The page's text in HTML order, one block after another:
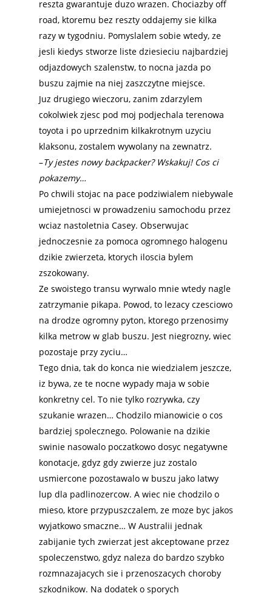
reszta gwarantuje duzo wrazen. Chociazby off
road, ktoremu bez reszty oddajemy sie kilka
razy w tygodniu. Pomyslalem sobie wtedy, ze
jesli kiedys stworze liste dziesieciu najbardziej
odjazdowych szalenstw, to nocna jazda po
buszu zajmie na niej zaszczytne miejsce.
Juz drugiego wieczoru, zanim zdarzylem
cokolwiek zjesc pod moj podjechala terenowa
toyota i po uprzednim kilkakrotnym uzyciu
klaksonu, zostalem wywolany na zewnatrz.
–Ty jestes nowy backpacker? Wskakuj! Cos ci
pokazemy…
Po chwili stojac na pace podziwialem niebywale
umiejetnosci w prowadzeniu samochodu przez
wciaz nastoletnia Casey. Obserwujac
jednoczesnie za pomoca ogromnego halogenu
dzikie zwierzeta, ktorych iloscia bylem
zszokowany.
Ze swoistego transu wyrwalo mnie wtedy nagle
zatrzymanie pikapa. Powod, to lezacy czesciowo
na drodze ogromny pyton, ktorego przenosimy
kilka metrow w glab buszu. Jest niegrozny, wiec
pozostaje przy zyciu…
Tego dnia, tak do konca nie wiedzialem jeszcze,
iz bywa, ze te nocne wypady maja w sobie
konkretny cel. To nie tylko rozrywka, czy
szukanie wrazen… Chodzilo mianowicie o cos
bardziej spolecznego. Polowanie na dzikie
swinie nasowalo poczatkowo dosyc negatywne
konotacje, gdyz gdy zwierze juz zostalo
usmiercone pozostawalo w buszu jako latwy
lup dla padlinozercow. A wiec nie chodzilo o
mieso, ktore przypuszczalem, ze moze byc jakos
wyjatkowo smaczne… W Australii jednak
zabijanie tych zwierzat jest akceptowane przez
spoleczenstwo, gdyz naleza do bardzo szybko
rozmnazajacych sie i przenoszacych choroby
szkodnikow. Na dodatek o sporych